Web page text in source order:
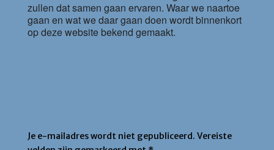
zullen dat samen gaan ervaren. Waar we naartoe
gaan en wat we daar gaan doen wordt binnenkort
op deze website bekend gemaakt.
Je e-mailadres wordt niet gepubliceerd. Vereiste